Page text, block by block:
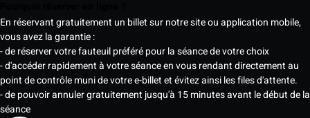
En réservant gratuitement un billet sur notre site ou application mobile,
vous avez la garantie :
- de réserver votre fauteuil préféré pour la séance de votre choix
- d'accéder rapidement à votre séance en vous rendant directement au
point de contrôle muni de votre e-billet et évitez ainsi les files d'attente.
- de pouvoir annuler gratuitement jusqu'à 15 minutes avant le début de la
séance